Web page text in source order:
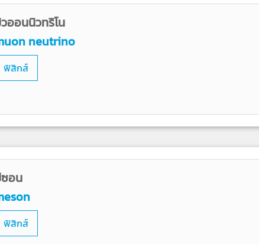
ออนนิวทริโน
neutrino
ฟิสิกส์
อน
ฟิสิกส์